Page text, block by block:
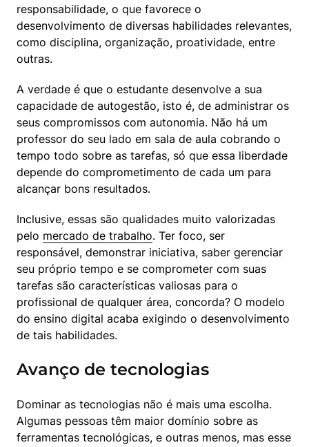
responsabilidade, o que favorece o
desenvolvimento de diversas habilidades relevantes,
como disciplina, organização, proatividade, entre
outras.
A verdade é que o estudante desenvolve a sua
capacidade de autogestão, isto é, de administrar os
seus compromissos com autonomia. Não há um
professor do seu lado em sala de aula cobrando o
tempo todo sobre as tarefas, só que essa liberdade
depende do comprometimento de cada um para
alcançar bons resultados.
Inclusive, essas são qualidades muito valorizadas
pelo mercado de trabalho. Ter foco, ser
responsável, demonstrar iniciativa, saber gerenciar
seu próprio tempo e se comprometer com suas
tarefas são características valiosas para o
profissional de qualquer área, concorda? O modelo
do ensino digital acaba exigindo o desenvolvimento
de tais habilidades.
Avanço de tecnologias
Dominar as tecnologias não é mais uma escolha.
Algumas pessoas têm maior domínio sobre as
ferramentas tecnológicas, e outras menos, mas esse